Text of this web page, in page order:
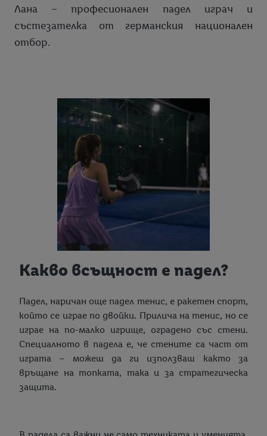
Лана – професионален падел играч и
състезателка от германския национален
отбор.
Какво всъщност е падел?
Падел, наричан още падел тенис, е ракетен спорт,
който се играе по двойки. Прилича на тенис, но се
играе на по-малко игрище, оградено със стени.
Специалното в падела е, че стените са част от
играта – можеш да ги използваш както за
връщане на топката, така и за стратегическа
защита.